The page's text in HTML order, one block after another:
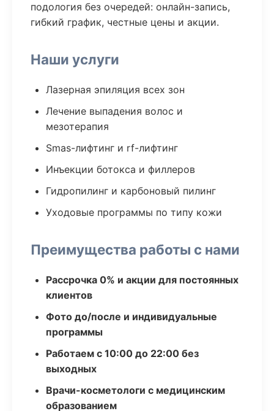
подология без очередей: онлайн-запись,
гибкий график, честные цены и акции.
Наши услуги
Лазерная эпиляция всех зон
Лечение выпадения волос и
мезотерапия
Smas-лифтинг и rf-лифтинг
Инъекции ботокса и филлеров
Гидропилинг и карбоновый пилинг
Уходовые программы по типу кожи
Преимущества работы с нами
Рассрочка 0% и акции для постоянных
клиентов
Фото до/после и индивидуальные
программы
Работаем с 10:00 до 22:00 без
выходных
Врачи-косметологи с медицинским
образованием